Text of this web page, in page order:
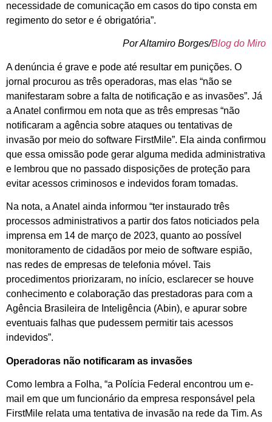
necessidade de comunicação em casos do tipo consta em
regimento do setor e é obrigatória”.
Por Altamiro Borges/Blog do Miro
A denúncia é grave e pode até resultar em punições. O
jornal procurou as três operadoras, mas elas “não se
manifestaram sobre a falta de notificação e as invasões”. Já
a Anatel confirmou em nota que as três empresas “não
notificaram a agência sobre ataques ou tentativas de
invasão por meio do software FirstMile”. Ela ainda confirmou
que essa omissão pode gerar alguma medida administrativa
e lembrou que no passado disposições de proteção para
evitar acessos criminosos e indevidos foram tomadas.
Na nota, a Anatel ainda informou “ter instaurado três
processos administrativos a partir dos fatos noticiados pela
imprensa em 14 de março de 2023, quanto ao possível
monitoramento de cidadãos por meio de software espião,
nas redes de empresas de telefonia móvel. Tais
procedimentos priorizaram, no início, esclarecer se houve
conhecimento e colaboração das prestadoras para com a
Agência Brasileira de Inteligência (Abin), e apurar sobre
eventuais falhas que pudessem permitir tais acessos
indevidos”.
Operadoras não notificaram as invasões
Como lembra a Folha, “a Polícia Federal encontrou um e-
mail em que um funcionário da empresa responsável pela
FirstMile relata uma tentativa de invasão na rede da Tim. As